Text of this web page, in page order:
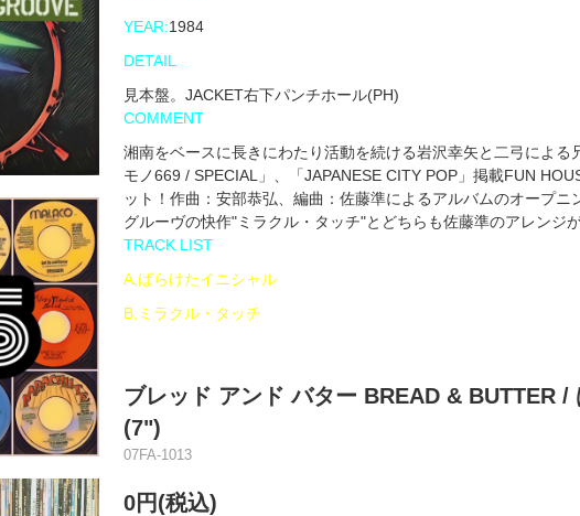
YEAR:1984
DETAIL
見本盤。JACKET右下パンチホール(PH)
COMMENT
湘南をベースに長きにわたり活動を続ける岩沢幸矢と二弓によ
モノ669 / SPECIAL」、「JAPANESE CITY POP」掲載FUN
ット！作曲：安部恭弘、編曲：佐藤準によるアルバムのオープ
グルーヴの快作"ミラクル・タッチ"とどちらも佐藤準のアレンジ
TRACK LIST
A,ばらけたイニシャル
B,ミラクル・タッチ
ブレッド アンド バター BREAD & BUTTER
(7")
07FA-1013
0円(税込)